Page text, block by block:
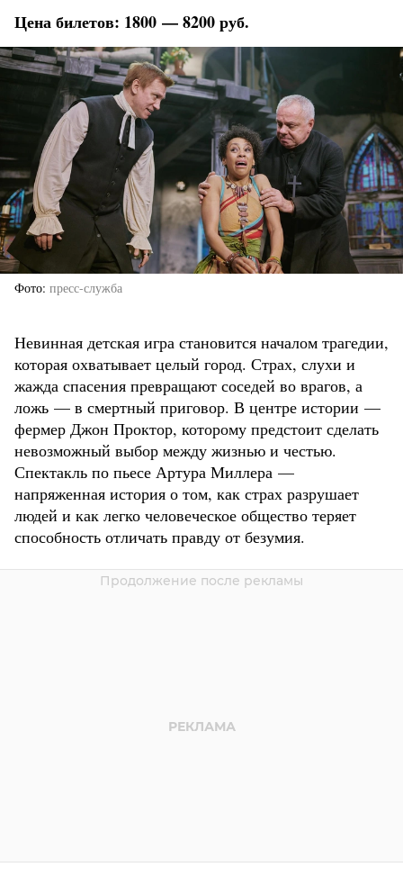
Цена билетов: 1800 — 8200 руб.
Фото пресс-служба
Невинная детская игра становится началом трагедии,
которая охватывает целый город. Страх, слухи и
жажда спасения превращают соседей во врагов, а
ложь — в смертный приговор. В центре истории —
фермер Джон Проктор, которому предстоит сделать
невозможный выбор между жизнью и честью.
Спектакль по пьесе Артура Миллера —
напряженная история о том, как страх разрушает
людей и как легко человеческое общество теряет
способность отличать правду от безумия.